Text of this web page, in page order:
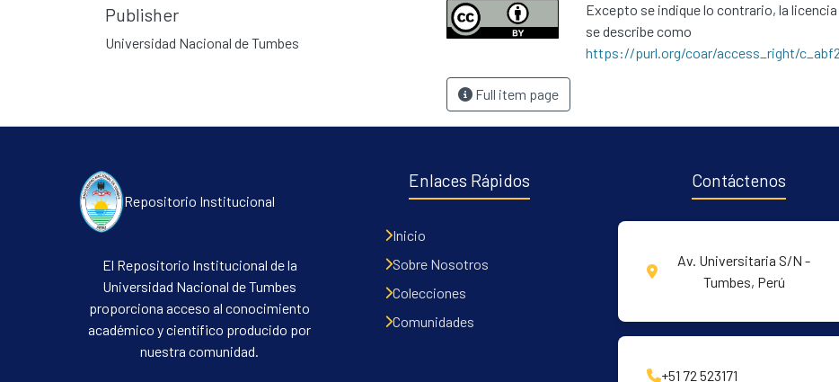
Publisher
Universidad Nacional de Tumbes
Excepto se indique lo contrario, la
se describe como
https://purl.org/coar/access_right/c_abf2
Full item page
Repositorio Institucional
El Repositorio Institucional de la
Universidad Nacional de Tumbes
proporciona acceso al conocimiento
académico y científico producido por
nuestra comunidad.
Enlaces Rápidos
Inicio
Sobre Nosotros
Colecciones
Comunidades
Contáctenos
Av. Universitaria S/N -
Tumbes, Perú
+51 72 523171